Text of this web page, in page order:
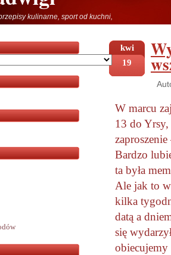
kulinarne, sport od kuchni,
kwi
19
W marcu
13 do Yrsy,
Bardzo
ta była
Ale jak to
kilka
datą a
się
obiecujemy